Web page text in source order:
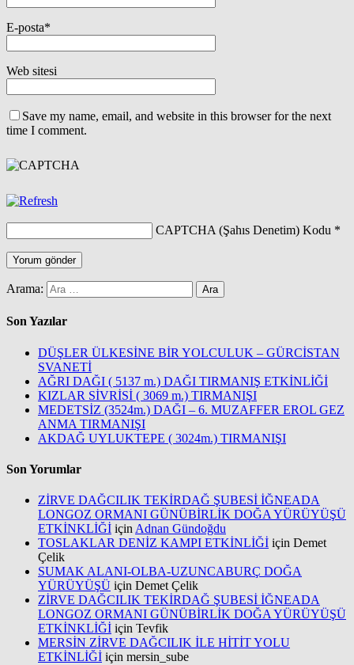
E-posta*
Web sitesi
Save my name, email, and website in this browser for the next
time I comment.
CAPTCHA (Şahıs Denetim) Kodu *
Arama:
Son Yazılar
DÜŞLER ÜLKESİNE BİR YOLCULUK – GÜRCİSTAN
SVANETİ
AĞRI DAĞI ( 5137 m.) DAĞI TIRMANIŞ ETKİNLİĞİ
KIZLAR SİVRİSİ ( 3069 m.) TIRMANIŞI
MEDETSİZ (3524m.) DAĞI – 6. MUZAFFER EROL GEZ
ANMA TIRMANIŞI
AKDAĞ UYLUKTEPE ( 3024m.) TIRMANIŞI
Son Yorumlar
ZİRVE DAĞCILIK TEKİRDAĞ ŞUBESİ İĞNEADA
LONGOZ ORMANI GÜNÜBİRLİK DOĞA YÜRÜYÜŞÜ
ETKİNKLİĞİ için Adnan Gündoğdu
TOSLAKLAR DENİZ KAMPI ETKİNLİĞİ için Demet
Çelik
SUMAK ALANI-OLBA-UZUNCABURÇ DOĞA
YÜRÜYÜŞÜ için Demet Çelik
ZİRVE DAĞCILIK TEKİRDAĞ ŞUBESİ İĞNEADA
LONGOZ ORMANI GÜNÜBİRLİK DOĞA YÜRÜYÜŞÜ
ETKİNKLİĞİ için Tevfik
MERSİN ZİRVE DAĞCILIK İLE HİTİT YOLU
ETKİNLİĞİ için mersin_sube